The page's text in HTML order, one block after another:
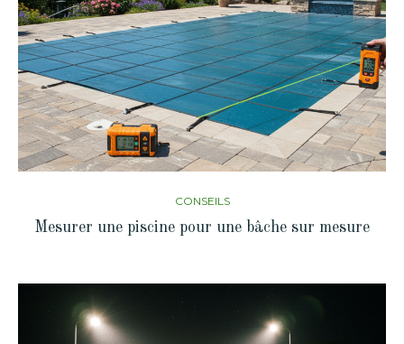
CONSEILS
Mesurer une piscine pour une bâche sur mesure